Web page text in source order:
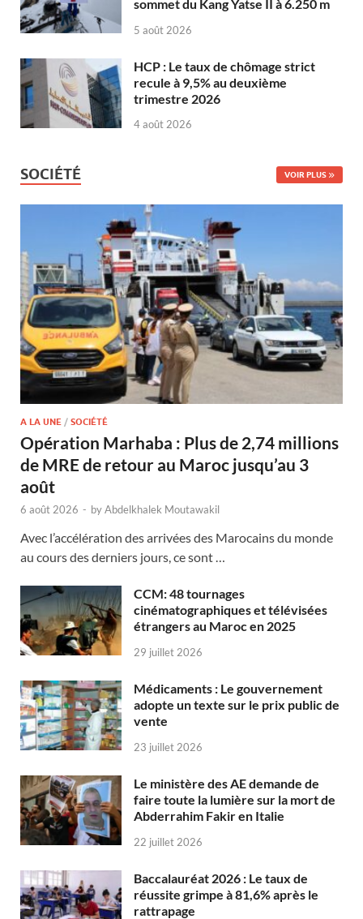
sommet du Kang Yatse II à 6.250 m
5 août 2026
HCP : Le taux de chômage strict
recule à 9,5% au deuxième
trimestre 2026
4 août 2026
SOCIÉTÉ VOIR PLUS
A LA UNE / SOCIÉTÉ
Opération Marhaba : Plus de 2,74 millions
de MRE de retour au Maroc jusqu’au 3
août
6 août 2026 - byAbdelkhalek Moutawakil
Avec l’accélération des arrivées des Marocains du monde
au cours des derniers jours, ce sont …
CCM: 48 tournages
cinématographiques et télévisées
étrangers au Maroc en 2025
29 juillet 2026
Médicaments : Le gouvernement
adopte un texte sur le prix public de
vente
23 juillet 2026
Le ministère des AE demande de
faire toute la lumière sur la mort de
Abderrahim Fakir en Italie
22 juillet 2026
Baccalauréat 2026 : Le taux de
réussite grimpe à 81,6% après le
rattrapage